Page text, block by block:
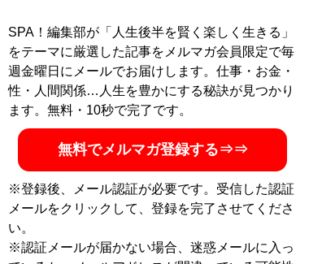
SPA！編集部が「人生後半を賢く楽しく生きる」
をテーマに厳選した記事をメルマガ会員限定で毎
週金曜日にメールでお届けします。仕事・お金・
性・人間関係…人生を豊かにする秘訣が見つかり
ます。無料・10秒で完了です。
無料でメルマガ登録する⇒⇒
※登録後、メール認証が必要です。受信した認証
メールをクリックして、登録を完了させてくださ
い。
※認証メールが届かない場合、迷惑メールに入っ